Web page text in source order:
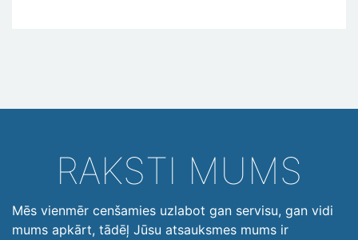
RAKSTI MUMS
Mēs vienmēr cenšamies uzlabot gan servisu, gan vidi
mums apkārt, tādēļ Jūsu atsauksmes mums ir